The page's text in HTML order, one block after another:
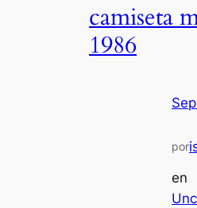
camiseta
1986
por
en